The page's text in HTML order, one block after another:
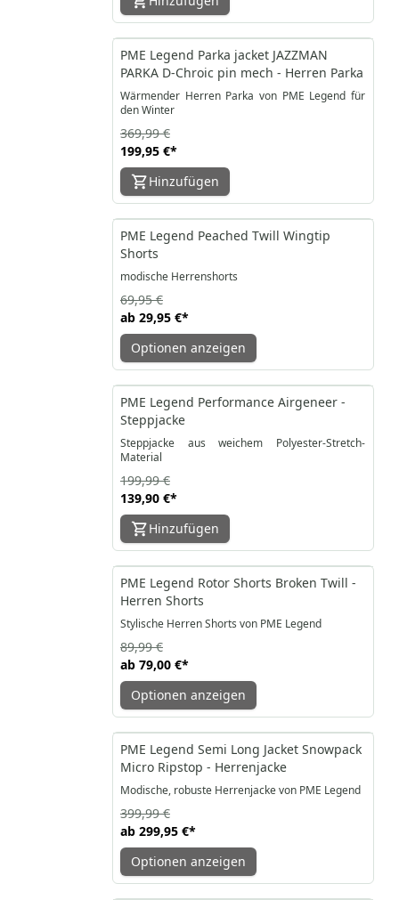
-46%
PME Legend Parka jacket JAZZMAN
PARKA D-Chroic pin mech - Herren Parka
Wärmender Herren Parka von PME Legend für
den Winter
199,95 €*
369,99 €
Hinzufügen
-57%
PME Legend Peached Twill Wingtip
Shorts
modische Herrenshorts
ab 29,95 €*
69,95 €
Optionen anzeigen
-30%
PME Legend Performance Airgeneer -
Steppjacke
Steppjacke aus weichem Polyester-Stretch-
Material
139,90 €*
199,99 €
Hinzufügen
-12%
PME Legend Rotor Shorts Broken Twill -
Herren Shorts
Stylische Herren Shorts von PME Legend
ab 79,00 €*
89,99 €
Optionen anzeigen
-25%
PME Legend Semi Long Jacket Snowpack
Micro Ripstop - Herrenjacke
Modische, robuste Herrenjacke von PME Legend
ab 299,95 €*
399,99 €
Optionen anzeigen